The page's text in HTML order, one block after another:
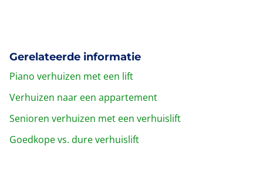
Gerelateerde informatie
Piano verhuizen met een lift
Verhuizen naar een appartement
Senioren verhuizen met een verhuislift
Goedkope vs. dure verhuislift